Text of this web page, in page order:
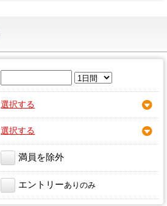
選択する
選択する
満員を除外
エントリーありのみ